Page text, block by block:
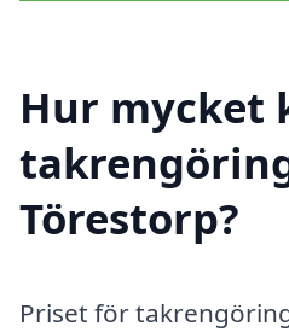
Hur mycket
Törestorp?
Priset för